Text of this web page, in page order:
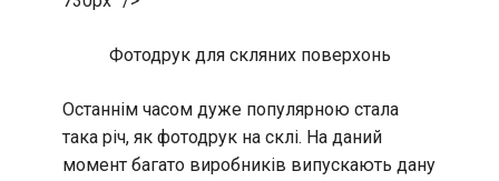
Фотодрук для скляних поверхонь
Останнім часом дуже популярною стала
така річ, як фотодрук на склі. На даний
момент багато виробників випускають дану